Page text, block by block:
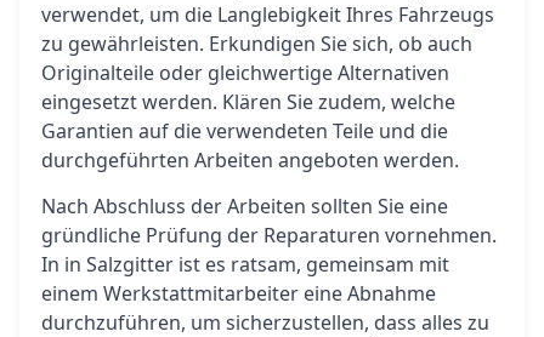
verwendet, um die Langlebigkeit Ihres Fahrzeugs
zu gewährleisten. Erkundigen Sie sich, ob auch
Originalteile oder gleichwertige Alternativen
eingesetzt werden. Klären Sie zudem, welche
Garantien auf die verwendeten Teile und die
durchgeführten Arbeiten angeboten werden.
Nach Abschluss der Arbeiten sollten Sie eine
gründliche Prüfung der Reparaturen vornehmen.
In in Salzgitter ist es ratsam, gemeinsam mit
einem Werkstattmitarbeiter eine Abnahme
durchzuführen, um sicherzustellen, dass alles zu